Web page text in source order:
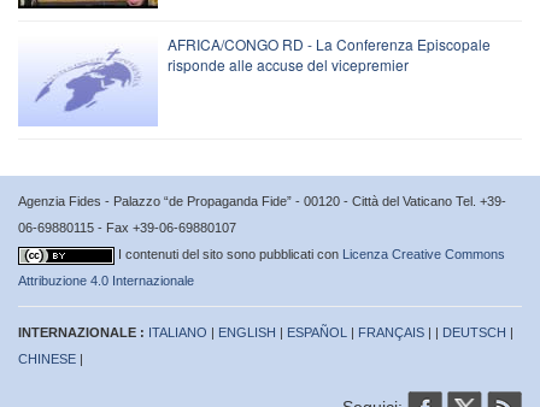
AFRICA/CONGO RD - La Conferenza Episcopale
risponde alle accuse del vicepremier
Agenzia Fides - Palazzo “de Propaganda Fide” - 00120 - Città del Vaticano Tel. +39-
06-69880115 - Fax +39-06-69880107
I contenuti del sito sono pubblicati con Licenza Creative Commons
Attribuzione 4.0 Internazionale
INTERNAZIONALE : ITALIANO | ENGLISH | ESPAÑOL | FRANÇAIS | | DEUTSCH |
CHINESE |